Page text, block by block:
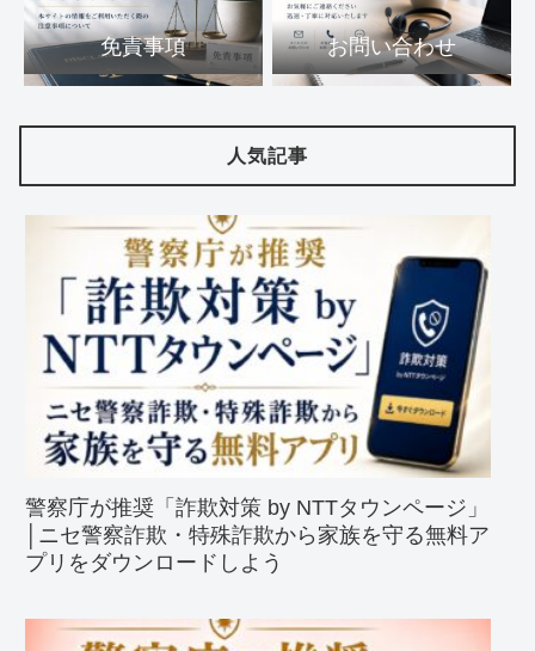
免責事項 お問い合わせ
人気記事
警察庁が推奨「詐欺対策 by NTTタウンページ」
│ニセ警察詐欺・特殊詐欺から家族を守る無料ア
プリをダウンロードしよう